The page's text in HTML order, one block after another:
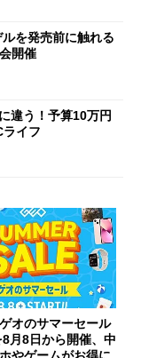
を発売前に触れる
開催
違う！予算10万円
ライフ
オのサマーセール
月8日から開催、中